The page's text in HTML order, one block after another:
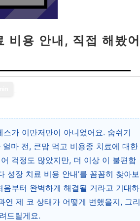
비용 안내, 직접 해봤어
가 이만저만이 아니었어요. 숨쉬기
마 전, 큰맘 먹고 비용종 치료에 대한
걱정도 많았지만, 더 이상 이 불편함
성장 치료 비용 안내’를 꼼꼼히 찾아보
부터 완벽하게 해결될 거라고 기대하
연 제 코 상태가 어떻게 변했을지, 그리
드릴게요.